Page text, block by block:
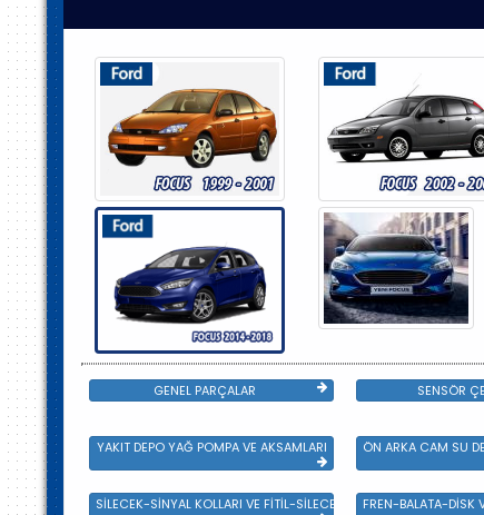
GENEL PARÇALAR SENSÖR
YAKIT DEPO YAĞ POMPA VE AKSAMLARI ÖN ARKA CAM SU
SİLECEK-SİNYAL KOLLARI VE FİTİL-SİLECEK ÇEŞİTLERİFREN-BALATA-DİSK